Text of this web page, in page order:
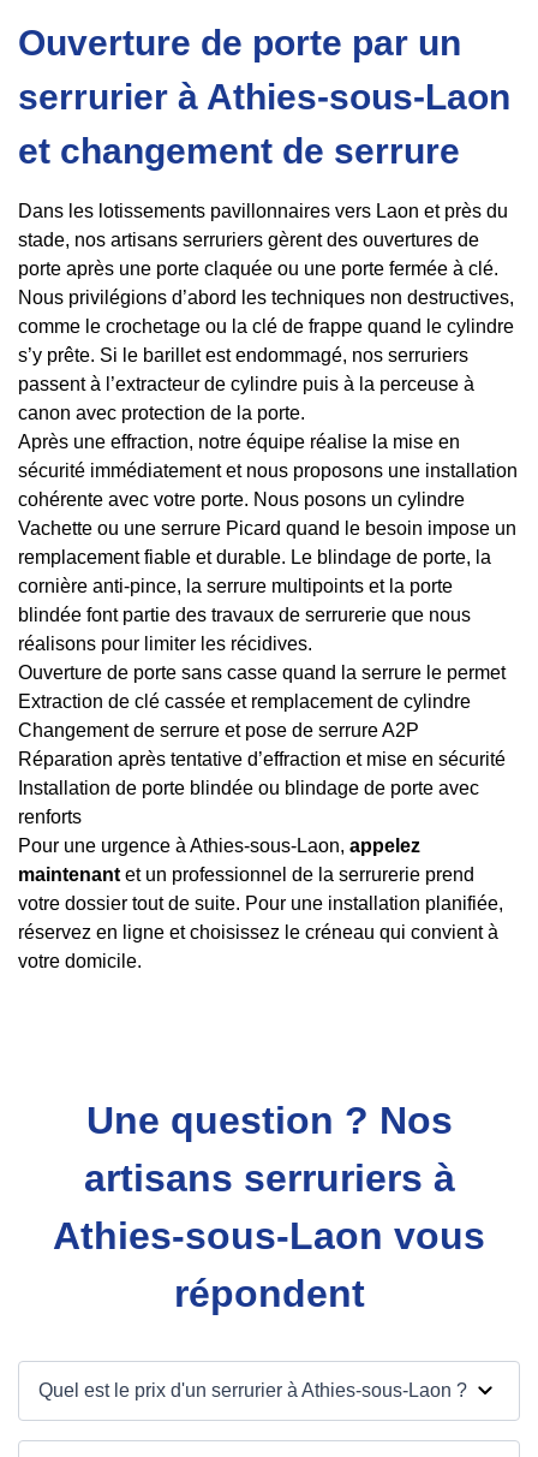
Ouverture de porte par un
serrurier à Athies-sous-Laon
et changement de serrure
Dans les lotissements pavillonnaires vers Laon et près du
stade, nos artisans serruriers gèrent des ouvertures de
porte après une porte claquée ou une porte fermée à clé.
Nous privilégions d’abord les techniques non destructives,
comme le crochetage ou la clé de frappe quand le cylindre
s’y prête. Si le barillet est endommagé, nos serruriers
passent à l’extracteur de cylindre puis à la perceuse à
canon avec protection de la porte.
Après une effraction, notre équipe réalise la mise en
sécurité immédiatement et nous proposons une installation
cohérente avec votre porte. Nous posons un cylindre
Vachette ou une serrure Picard quand le besoin impose un
remplacement fiable et durable. Le blindage de porte, la
cornière anti-pince, la serrure multipoints et la porte
blindée font partie des travaux de serrurerie que nous
réalisons pour limiter les récidives.
Ouverture de porte sans casse quand la serrure le permet
Extraction de clé cassée et remplacement de cylindre
Changement de serrure et pose de serrure A2P
Réparation après tentative d’effraction et mise en sécurité
Installation de porte blindée ou blindage de porte avec
renforts
Pour une urgence à Athies-sous-Laon, appelez
maintenant et un professionnel de la serrurerie prend
votre dossier tout de suite. Pour une installation planifiée,
réservez en ligne et choisissez le créneau qui convient à
votre domicile.
Une question ? Nos
artisans serruriers à
Athies-sous-Laon vous
répondent
Quel est le prix d'un serrurier à Athies-sous-Laon ?